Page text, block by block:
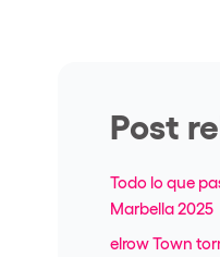
Post
Todo lo que
Marbella 2025
elrow Town